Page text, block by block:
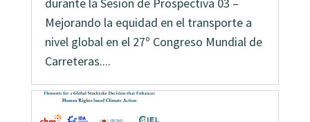
Mejorando la equidad en el transporte a
nivel global en el 27º Congreso Mundial de
Carreteras....